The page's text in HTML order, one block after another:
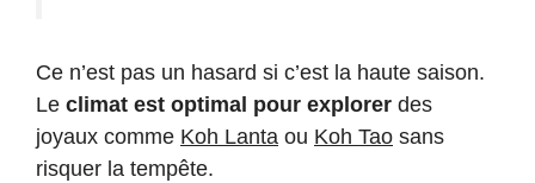
Ce n’est pas un hasard si c’est la haute saison.
Le climat est optimal pour explorer des
joyaux comme Koh Lanta ou Koh Tao sans
risquer la tempête.